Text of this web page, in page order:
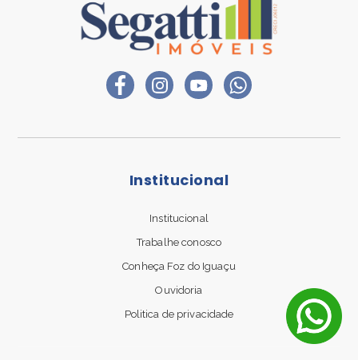
Nosso site utiliza cookies para melhorar a navegação
Ao utilizar este site, você concorda com nossa política de cookies
Aceitar e fechar
Institucional
Institucional
Trabalhe conosco
Conheça Foz do Iguaçu
Ouvidoria
Politica de privacidade